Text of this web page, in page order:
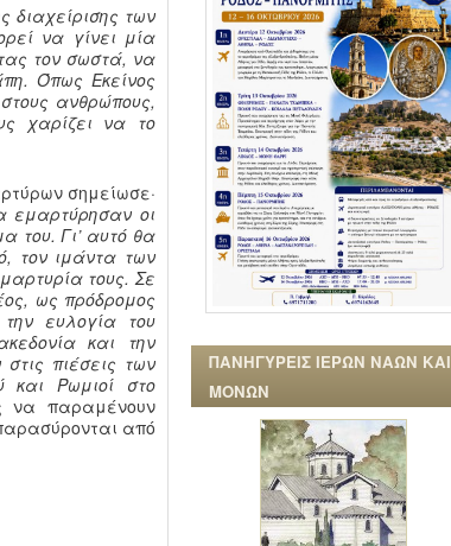
των
να γίνει μία
τον σωστά, να
Όπως Εκείνος
ανθρώπους,
χαρίζει να το
σημείωσε·
εμαρτύρησαν οι
του. Γι’ αυτό θα
τον ιμάντα των
τους. Σε
ως πρόδρομος
ευλογία του
και την
πιέσεις των
και Ρωμιοί στο
να παραμένουν
από
ΠΑΝΗΓΥΡΕΙΣ ΙΕΡΩΝ ΝΑΩΝ ΚΑΙ
ΜΟΝΩΝ